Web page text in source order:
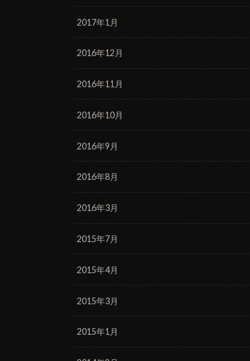
2017年1月
2016年12月
2016年11月
2016年10月
2016年9月
2016年8月
2016年3月
2015年7月
2015年4月
2015年3月
2015年1月